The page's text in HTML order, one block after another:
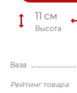
11 см
Высота
Ваза
Рейтинг товара: